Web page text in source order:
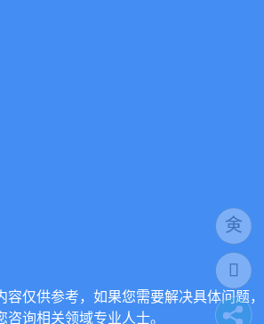
容仅供参考，如果您需要解决具体问题，
咨询相关领域专业人士。